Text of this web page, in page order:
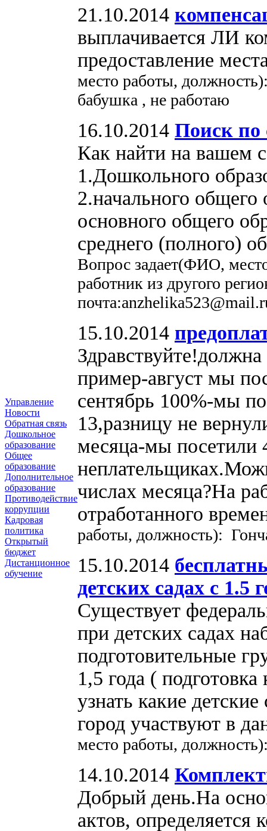
Управление
Новости
Обратная связь
Дошкольное
образование
Общее
образование
Дополнительное
образование
Противодействие
коррупции
Кадровая
политика
Открытый
бюджет
Дистанционное
обучение
21.10.2014
выплачивается ЛИ
предоставление
место работы,
бабушка , не работаю
16.10.2014 Поиск по
Как найти на вашем
1.Дошкольного
2.начального общего
основного общего
среднего (полного)
Вопрос задает(ФИО,
работник из другого
15.10.2014
пример-август мы
сентябрь 100%-мы
13,разницу не
месяца-мы посетили
числах месяца?На
отработанного
работы, должность):
15.10.2014
детских садах с 1.5
Существует
при детских садах
подготовительные
1,5 года (
узнать какие
город участвуют в
место работы,
14.10.2014
Добрый день.На
актов,